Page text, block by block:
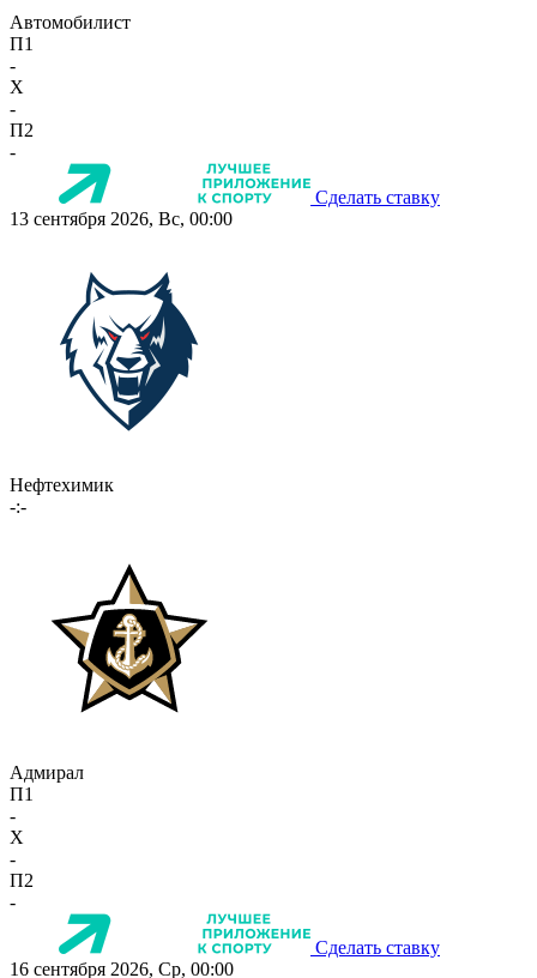
Автомобилист
П1
-
X
-
П2
-
Сделать ставку
13 сентября 2026, Вс, 00:00
Нефтехимик
-:-
Адмирал
П1
-
X
-
П2
-
Сделать ставку
16 сентября 2026, Ср, 00:00